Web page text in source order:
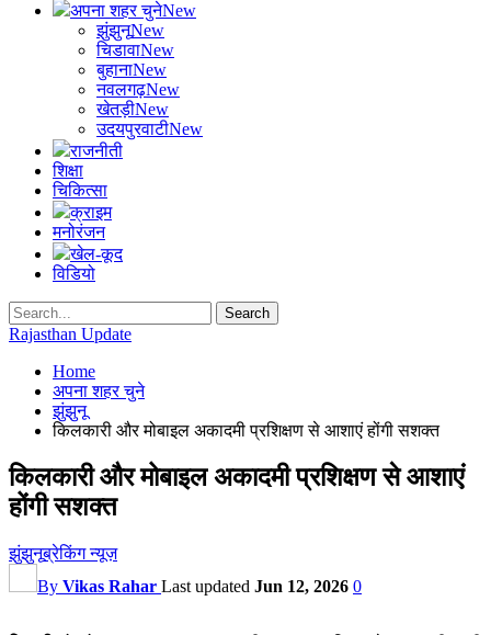
अपना शहर चुनेNew
झुंझुनूNew
चिडावाNew
बुहानाNew
नवलगढ़New
खेतड़ीNew
उदयपुरवाटीNew
राजनीती
शिक्षा
चिकित्सा
क्राइम
मनोरंजन
खेल-कूद
विडियो
Rajasthan Update
Home
अपना शहर चुने
झुंझुनू
किलकारी और मोबाइल अकादमी प्रशिक्षण से आशाएं होंगी सशक्त
किलकारी और मोबाइल अकादमी प्रशिक्षण से आशाएं
होंगी सशक्त
झुंझुनूब्रेकिंग न्यूज़
By Vikas Rahar Last updated Jun 12, 2026 0